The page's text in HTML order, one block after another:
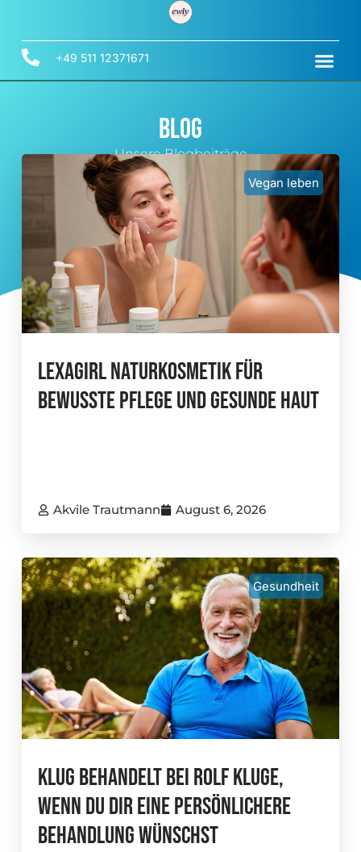
+49 511 12371671
Blog
Unsere Blogbeiträge
Vegan leben
Lexagirl Naturkosmetik Für
Bewusste Pflege Und Gesunde Haut
Akvile Trautmann August 6, 2026
Gesundheit
Klug Behandelt Bei Rolf Kluge,
Wenn Du Dir Eine Persönlichere
Behandlung Wünschst